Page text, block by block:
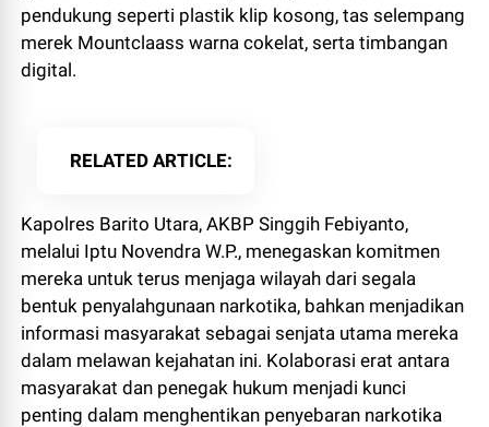
pendukung seperti plastik klip kosong, tas selempang
merek Mountclaass warna cokelat, serta timbangan
digital.
RELATED ARTICLE
Kapolres Barito Utara, AKBP Singgih Febiyanto,
melalui Iptu Novendra W.P., menegaskan komitmen
mereka untuk terus menjaga wilayah dari segala
bentuk penyalahgunaan narkotika, bahkan menjadikan
informasi masyarakat sebagai senjata utama mereka
dalam melawan kejahatan ini. Kolaborasi erat antara
masyarakat dan penegak hukum menjadi kunci
penting dalam menghentikan penyebaran narkotika